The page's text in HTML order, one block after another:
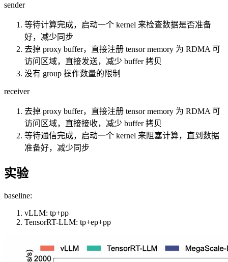
sender
等待计算完成，启动一个 kernel 来检查数据是否准备
好，减少同步
去掉 proxy buffer，直接注册 tensor memory 为 RDMA 可
访问区域，直接发送，减少 buffer 拷贝
没有 group 操作数量的限制
receiver
去掉 proxy buffer，直接注册 tensor memory 为 RDMA 可
访问区域，直接接收，减少 buffer 拷贝
等待通信完成，启动⼀个 kernel 来阻塞计算，直到数据
准备好，减少同步
实验
baseline:
vLLM: tp+pp
TensorRT-LLM: tp+ep+pp